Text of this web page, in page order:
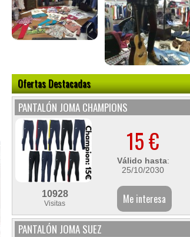
Ofertas Destacadas
PANTALÓN JOMA CHAMPIONS
15 €
Válido hasta:
25/10/2030
10928
Visitas
PANTALÓN JOMA SUEZ